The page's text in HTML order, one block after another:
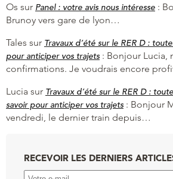
Os sur Panel : votre avis nous intéresse :
Brunoy vers gare de lyon…
Tales sur Travaux d’été sur le RER D :
pour anticiper vos trajets : Bonjour Lucia,
confirmations. Je voudrais encore
Lucia sur Travaux d’été sur le RER D :
savoir pour anticiper vos trajets : Bonjour
vendredi, le dernier train depuis…
RECEVOIR LES DERNIERS